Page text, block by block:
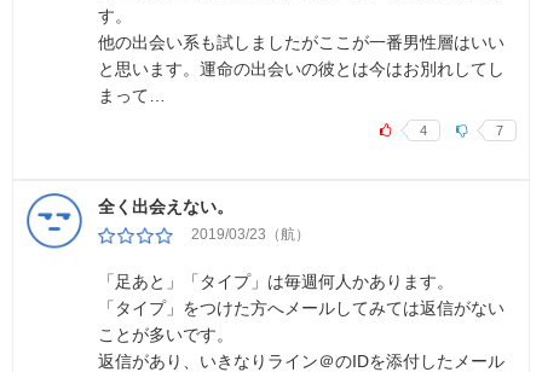
す。
他の出会い系も試しましたがここが一番男性層はいい
と思います。運命の出会いの彼とは今はお別れしてし
まって…
4 7
全く出会えない。
2019/03/23（航）
「足あと」「タイプ」は毎週何人かあります。
「タイプ」をつけた方へメールしてみては返信がない
ことが多いです。
返信があり、いきなりライン＠のIDを添付したメール